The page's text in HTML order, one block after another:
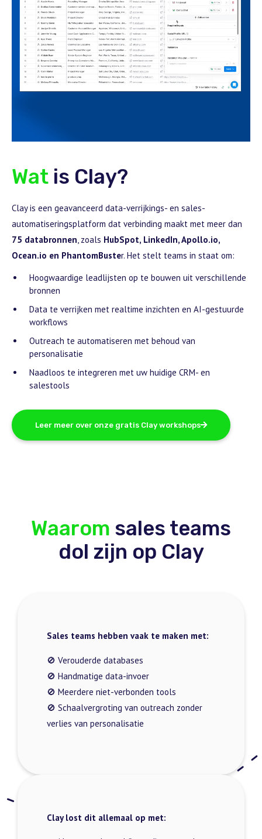
Wat is Clay?
Clay is een geavanceerd data-verrijkings- en sales-
automatiseringsplatform dat verbinding maakt met meer dan
75 databronnen , zoals HubSpot, LinkedIn, Apollo.io,
Ocean.io en PhantomBuster. Het stelt teams in staat om:
Hoogwaardige leadlijsten op te bouwen uit verschillende
bronnen
Data te verrijken met realtime inzichten en AI-gestuurde
workflows
Outreach te automatiseren met behoud van
personalisatie
Naadloos te integreren met uw huidige CRM- en
salestools
Leer meer over onze gratis Clay workshops
Waarom sales teams
dol zijn op Clay
Sales teams hebben vaak te maken met:
🚫 Verouderde databases
🚫 Handmatige data-invoer
🚫 Meerdere niet-verbonden tools
🚫 Schaalvergroting van outreach zonder
verlies van personalisatie
Clay lost dit allemaal op met: